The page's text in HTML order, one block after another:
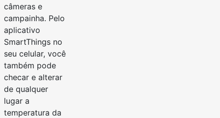
câmeras e
campainha. Pelo
aplicativo
SmartThings no
seu celular, você
também pode
checar e alterar
de qualquer
lugar a
temperatura da